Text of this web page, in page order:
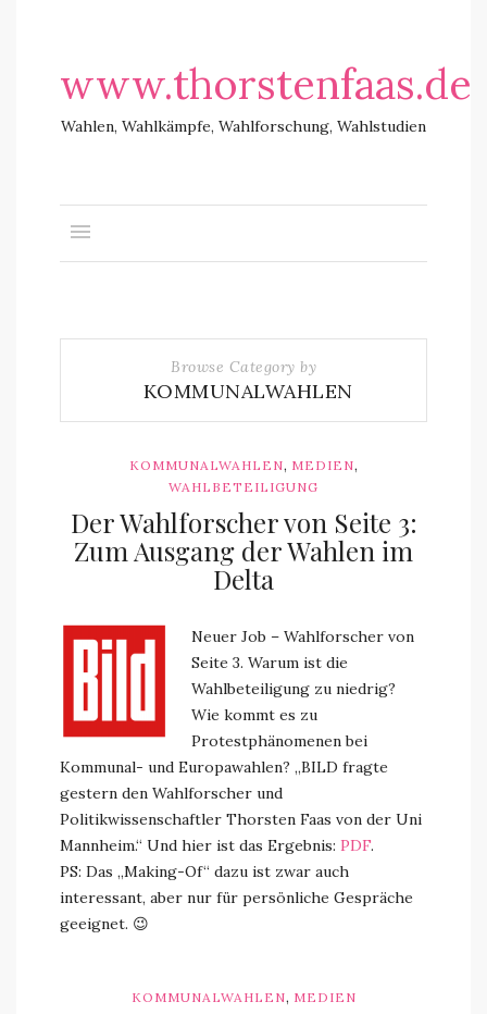
www.thorstenfaas.de
Wahlen, Wahlkämpfe, Wahlforschung, Wahlstudien
Browse Category by
KOMMUNALWAHLEN
KOMMUNALWAHLEN, MEDIEN,
WAHLBETEILIGUNG
Der Wahlforscher von Seite 3:
Zum Ausgang der Wahlen im
Delta
Neuer Job – Wahlforscher von
Seite 3. Warum ist die
Wahlbeteiligung zu niedrig?
Wie kommt es zu
Protestphänomenen bei
Kommunal- und Europawahlen? „BILD fragte
gestern den Wahlforscher und
Politikwissenschaftler Thorsten Faas von der Uni
Mannheim.“ Und hier ist das Ergebnis: PDF.
PS: Das „Making-Of“ dazu ist zwar auch
interessant, aber nur für persönliche Gespräche
geeignet. 😉
KOMMUNALWAHLEN, MEDIEN